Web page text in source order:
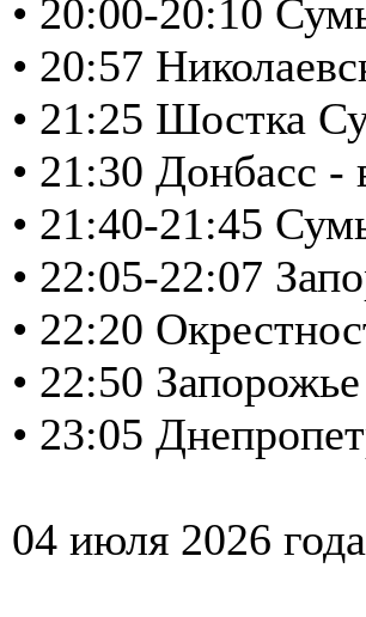
• 20:00-20:10
• 20:57
• 21:25 Шостка
• 21:30 Донбасс
• 21:40-21:45
• 22:05-22:07
• 22:20
• 22:50
• 23:05
04 июля 2026